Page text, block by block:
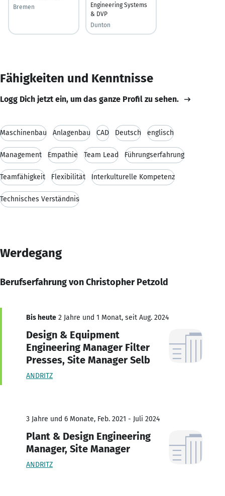
Bremen
Engineering Systems
& DVP
Dunton
Fähigkeiten und Kenntnisse
Logg Dich jetzt ein, um das ganze Profil zu sehen.
Maschinenbau Anlagenbau CAD Deutsch englisch
Management Empathie Team Lead Führungserfahrung
Teamfähigkeit Flexibilität Interkulturelle Kompetenz
Technisches Verständnis
Werdegang
Berufserfahrung von Christopher Petzold
Bis heute 2 Jahre und 1 Monat, seit Aug. 2024
Design & Equipment
Engineering Manager Filter
Presses, Site Manager Selb
ANDRITZ
3 Jahre und 6 Monate, Feb. 2021 - Juli 2024
Plant & Design Engineering
Manager, Site Manager
ANDRITZ